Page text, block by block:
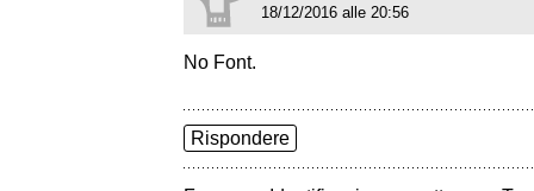
18/12/2016 alle 20:56
No Font.
Rispondere